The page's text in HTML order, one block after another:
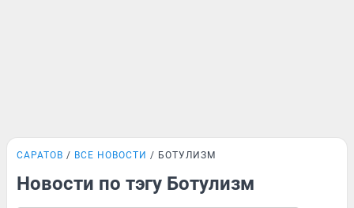
САРАТОВ ВСЕ НОВОСТИ БОТУЛИЗМ
Новости по тэгу Ботулизм